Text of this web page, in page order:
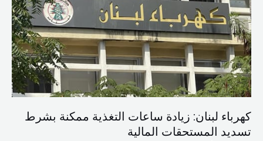
كهرباء لبنان: زيادة ساعات التغذية ممكنة بشرط
تسديد المستحقات المالية
ساعات
التغذية
ممكنة
بشرط
تسديد
المستحقات